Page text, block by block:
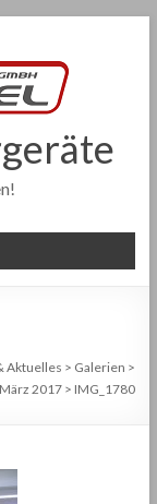
Aktuelles > Galerien >
2017 > IMG_1780